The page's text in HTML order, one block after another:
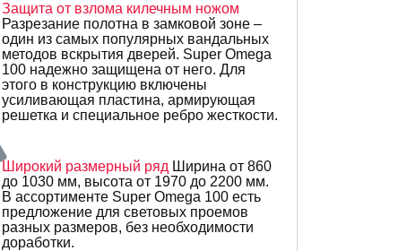
Защита от взлома килечным ножом
Разрезание полотна в замковой зоне –
один из самых популярных вандальных
методов вскрытия дверей. Super Omega
100 надежно защищена от него. Для
этого в конструкцию включены
усиливающая пластина, армирующая
решетка и специальное ребро жесткости.
Широкий размерный ряд Ширина от 860
до 1030 мм, высота от 1970 до 2200 мм.
В ассортименте Super Omega 100 есть
предложение для световых проемов
разных размеров, без необходимости
доработки.